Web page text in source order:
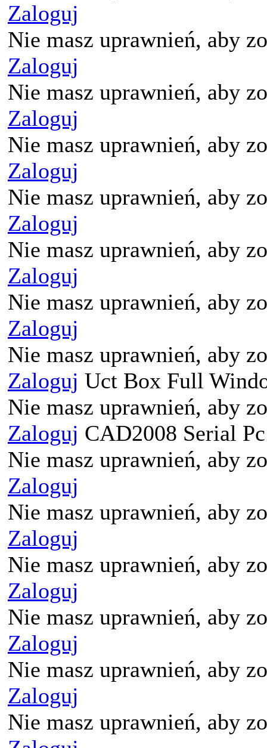
Zaloguj
Nie masz uprawnień, aby
Zaloguj
Nie masz uprawnień, aby
Zaloguj
Nie masz uprawnień, aby
Zaloguj
Nie masz uprawnień, aby
Zaloguj
Nie masz uprawnień, aby
Zaloguj
Nie masz uprawnień, aby
Zaloguj
Nie masz uprawnień, aby
Zaloguj Uct Box Full
Nie masz uprawnień, aby
Zaloguj CAD2008 Serial
Nie masz uprawnień, aby
Zaloguj
Nie masz uprawnień, aby
Zaloguj
Nie masz uprawnień, aby
Zaloguj
Nie masz uprawnień, aby
Zaloguj
Nie masz uprawnień, aby
Zaloguj
Nie masz uprawnień, aby